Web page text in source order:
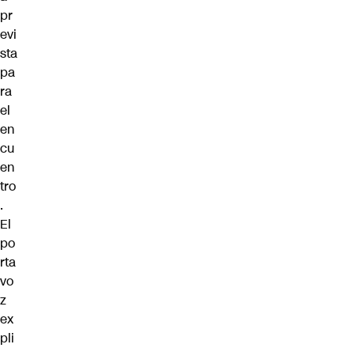
pr
evi
sta
pa
ra
el
en
cu
en
tro
.
El
po
rta
vo
z
ex
pli